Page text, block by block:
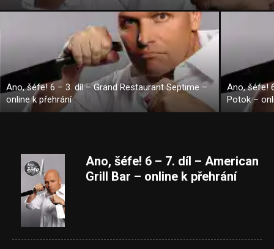
Ano, šéfe! 6 – 3. díl – Grand Restaurant Septime –
online k přehrání
Ano, šéfe!
Potok –
Ano, šéfe! 6 – 7. díl – American
Grill Bar – online k přehrání